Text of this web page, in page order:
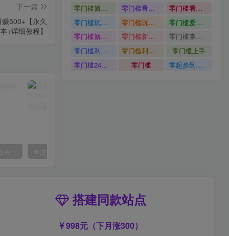
下一篇
500+【永久
+详细教程】
零门槛简单易上手
零门槛看完就能上手只需一部手机轻松日收30
零门槛看完就能上手
零门槛玩转伙伴计划与精选独家单日稳定收益1k
零门槛玩转伙伴计划与精选独家
零门槛爱奇艺变现冷门赛道
零门槛新手快速入门闲鱼电商日赚百元新手必看教程
零门槛新手快速入门闲鱼电商日赚百元
零门槛掌握汽车赛道变现玩法
零门槛利用AI只需几分钟轻松做出带货短视频
零门槛利用AI
零门槛上手
零门槛24小时无人值守被动创收项目
零门槛 零起步到独立实操
搭建同款站点
998元（下月涨300）